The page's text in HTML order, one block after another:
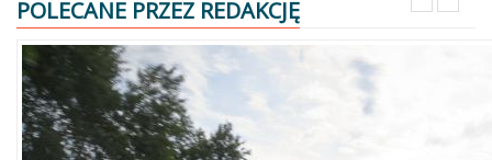
POLECANE PRZEZ REDAKCJĘ